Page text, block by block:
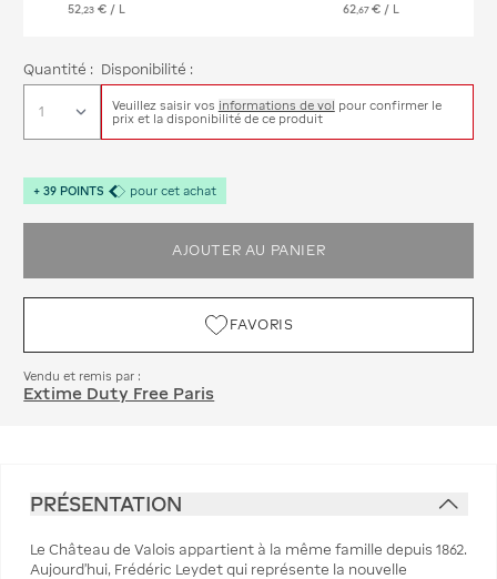
52 ,23 € / L 62, 67 € / L
Quantité : Disponibilité :
Veuillez saisir vos informations de vol pour confirmer le
prix et la disponibilité de ce produit
+ 39 POINTS pour cet achat
AJOUTER AU PANIER
FAVORIS
Vendu et remis par :
Extime Duty Free Paris
PRÉSENTATION
Le Château de Valois appartient à la même famille depuis 1862.
Aujourd'hui, Frédéric Leydet qui représente la nouvelle